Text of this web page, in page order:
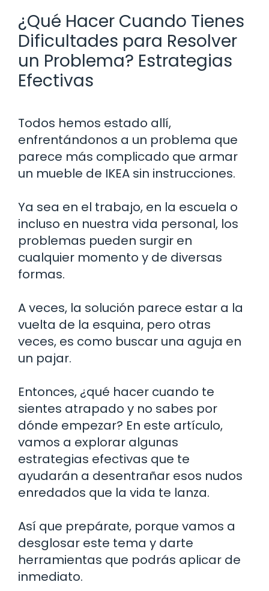
¿Qué Hacer Cuando Tienes
Dificultades para Resolver
un Problema? Estrategias
Efectivas
Todos hemos estado allí,
enfrentándonos a un problema que
parece más complicado que armar
un mueble de IKEA sin instrucciones.
Ya sea en el trabajo, en la escuela o
incluso en nuestra vida personal, los
problemas pueden surgir en
cualquier momento y de diversas
formas.
A veces, la solución parece estar a la
vuelta de la esquina, pero otras
veces, es como buscar una aguja en
un pajar.
Entonces, ¿qué hacer cuando te
sientes atrapado y no sabes por
dónde empezar? En este artículo,
vamos a explorar algunas
estrategias efectivas que te
ayudarán a desentrañar esos nudos
enredados que la vida te lanza.
Así que prepárate, porque vamos a
desglosar este tema y darte
herramientas que podrás aplicar de
inmediato.